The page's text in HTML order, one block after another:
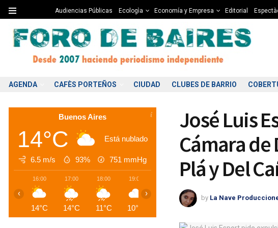
Audiencias Públicas Ecologìa Economía y Empresa Editorial
AGENDA CAFÈS PORTEÑOS CIUDAD CLUBES DE BARRIO
José Luis
Cámara
Plá y Del
by La Nave
Buenos Aires
14°C Está nublado
6.5 m/s 93% 751 mmHg
16:00
14°C
17:00
14°C
18:00
11°C
19:00
10°C
21:00
9°C
23:00
‹ ›